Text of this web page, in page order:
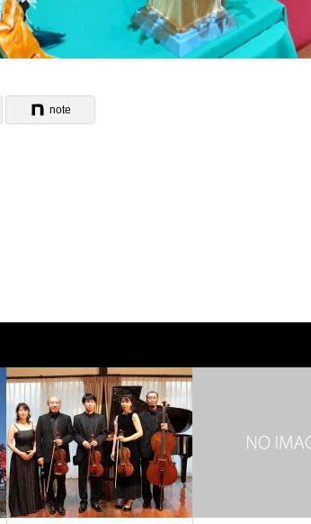
note